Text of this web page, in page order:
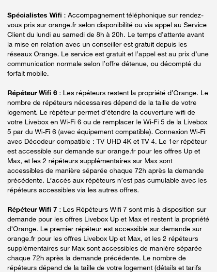
Spécialistes Wifi : Accompagnement téléphonique sur rendez-
vous pris sur orange.fr selon disponibilité ou via appel au Service
Client du lundi au samedi de 8h à 20h. Le temps d’attente avant
la mise en relation avec un conseiller est gratuit depuis les
réseaux Orange. Le service est gratuit et l’appel est au prix d’une
communication normale selon l’offre détenue, ou décompté du
forfait mobile.
Répéteur Wifi 6 : Les répéteurs restent la propriété d’Orange. Le
nombre de répéteurs nécessaires dépend de la taille de votre
logement. Le répéteur permet d’étendre la couverture wifi de
votre Livebox en Wi-Fi 6 ou de remplacer le Wi-Fi 5 de la Livebox
5 par du Wi-Fi 6 (avec équipement compatible). Connexion Wi-Fi
avec Décodeur compatible : TV UHD 4K et TV 4. Le 1er répéteur
est accessible sur demande sur orange.fr pour les offres Up et
Max, et les 2 répéteurs supplémentaires sur Max sont
accessibles de manière séparée chaque 72h après la demande
précédente. L’accès aux répéteurs n’est pas cumulable avec les
répéteurs accessibles via les autres offres.
Répéteur Wifi 7 : Les Répéteurs Wifi 7 sont mis à disposition sur
demande pour les offres Livebox Up et Max et restent la propriété
d'Orange. Le premier répéteur est accessible sur demande sur
orange.fr pour les offres Livebox Up et Max, et les 2 répéteurs
supplémentaires sur Max sont accessibles de manière séparée
chaque 72h après la demande précédente. Le nombre de
répéteurs dépend de la taille de votre logement (détails et tarifs